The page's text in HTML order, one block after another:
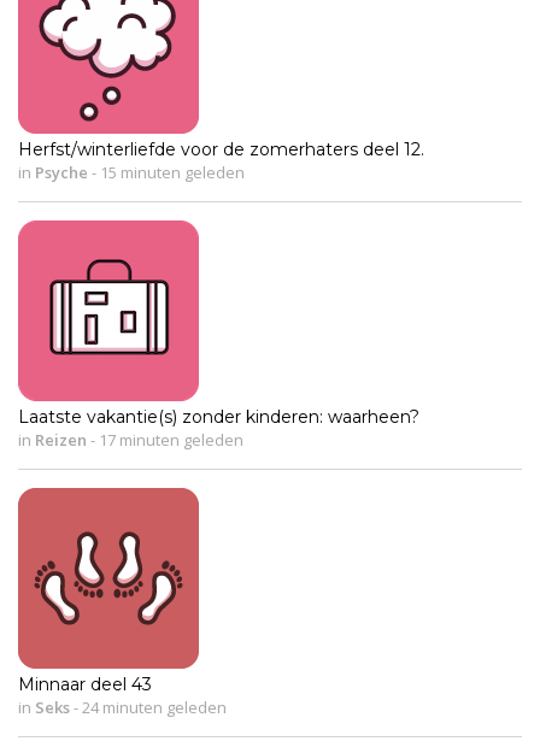
Herfst/winterliefde voor de zomerhaters deel 12.
in Psyche - 15 minuten geleden
Laatste vakantie(s) zonder kinderen: waarheen?
in Reizen - 17 minuten geleden
Minnaar deel 43
in Seks- 24 minuten geleden